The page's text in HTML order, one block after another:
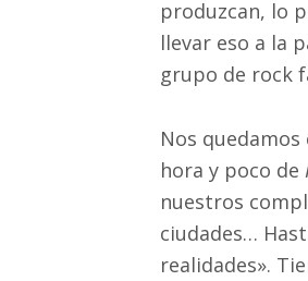
produzcan, lo
llevar eso a la
grupo de rock
Nos
hora y poco de
nuestros
ciudades…
realidades».